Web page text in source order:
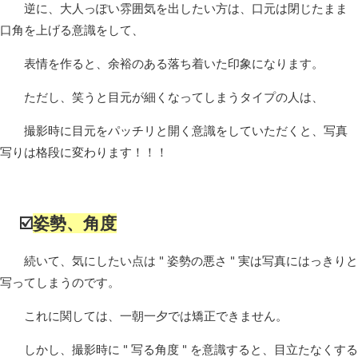
逆に、大人っぽい雰囲気を出したい方は、口元は閉じたまま
口角を上げる意識をして、
表情を作ると、余裕のある落ち着いた印象になります。
ただし、笑うと目元が細くなってしまうタイプの人は、
撮影時に目元をパッチリと開く意識をしていただくと、写真
写りは格段に変わります！！！
☑️姿勢、角度
続いて、気にしたい点は " 姿勢の悪さ " 実は写真にはっきりと
写ってしまうのです。
これに関しては、一朝一夕では矯正できません。
しかし、撮影時に " 写る角度 " を意識すると、目立たなくする